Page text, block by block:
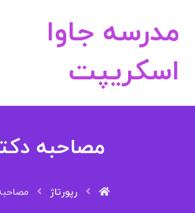
مدرسه جاوا
اسکریپت
مصاحبه
رپورتاژ